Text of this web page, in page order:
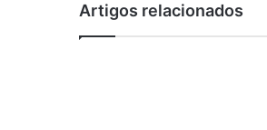
Artigos relacionados